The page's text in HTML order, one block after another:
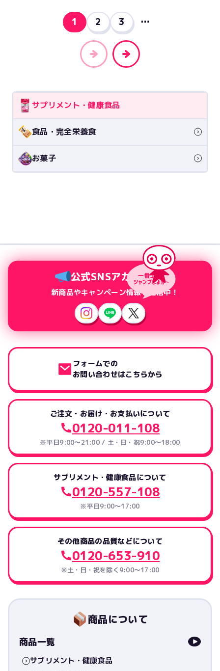
1 2 3 …
サプリメント・健康食品
食品・完全栄養食
お菓子
公式SNSアカウント
新商品やキャンペーン情報を配信中！
フォームでの
お問い合わせはこちらから
ご注文・お届け・お支払いについて
0120-011-108
※平日9:00～21:00 / 土・日・祝9:00～18:00
サプリメント・健康食品について
0120-557-108
※平日9:00～17:00
その他商品の品質などについて
0120-653-910
※土・日・祝を除く9:00〜17:00
商品について
商品一覧
サプリメント・健康食品